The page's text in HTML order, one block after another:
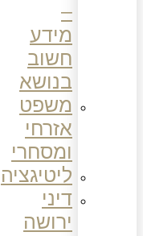
מידע
חשוב
בנושא
משפט
אזרחי
ומסחרי
ליטיגציה
דיני
ירושה